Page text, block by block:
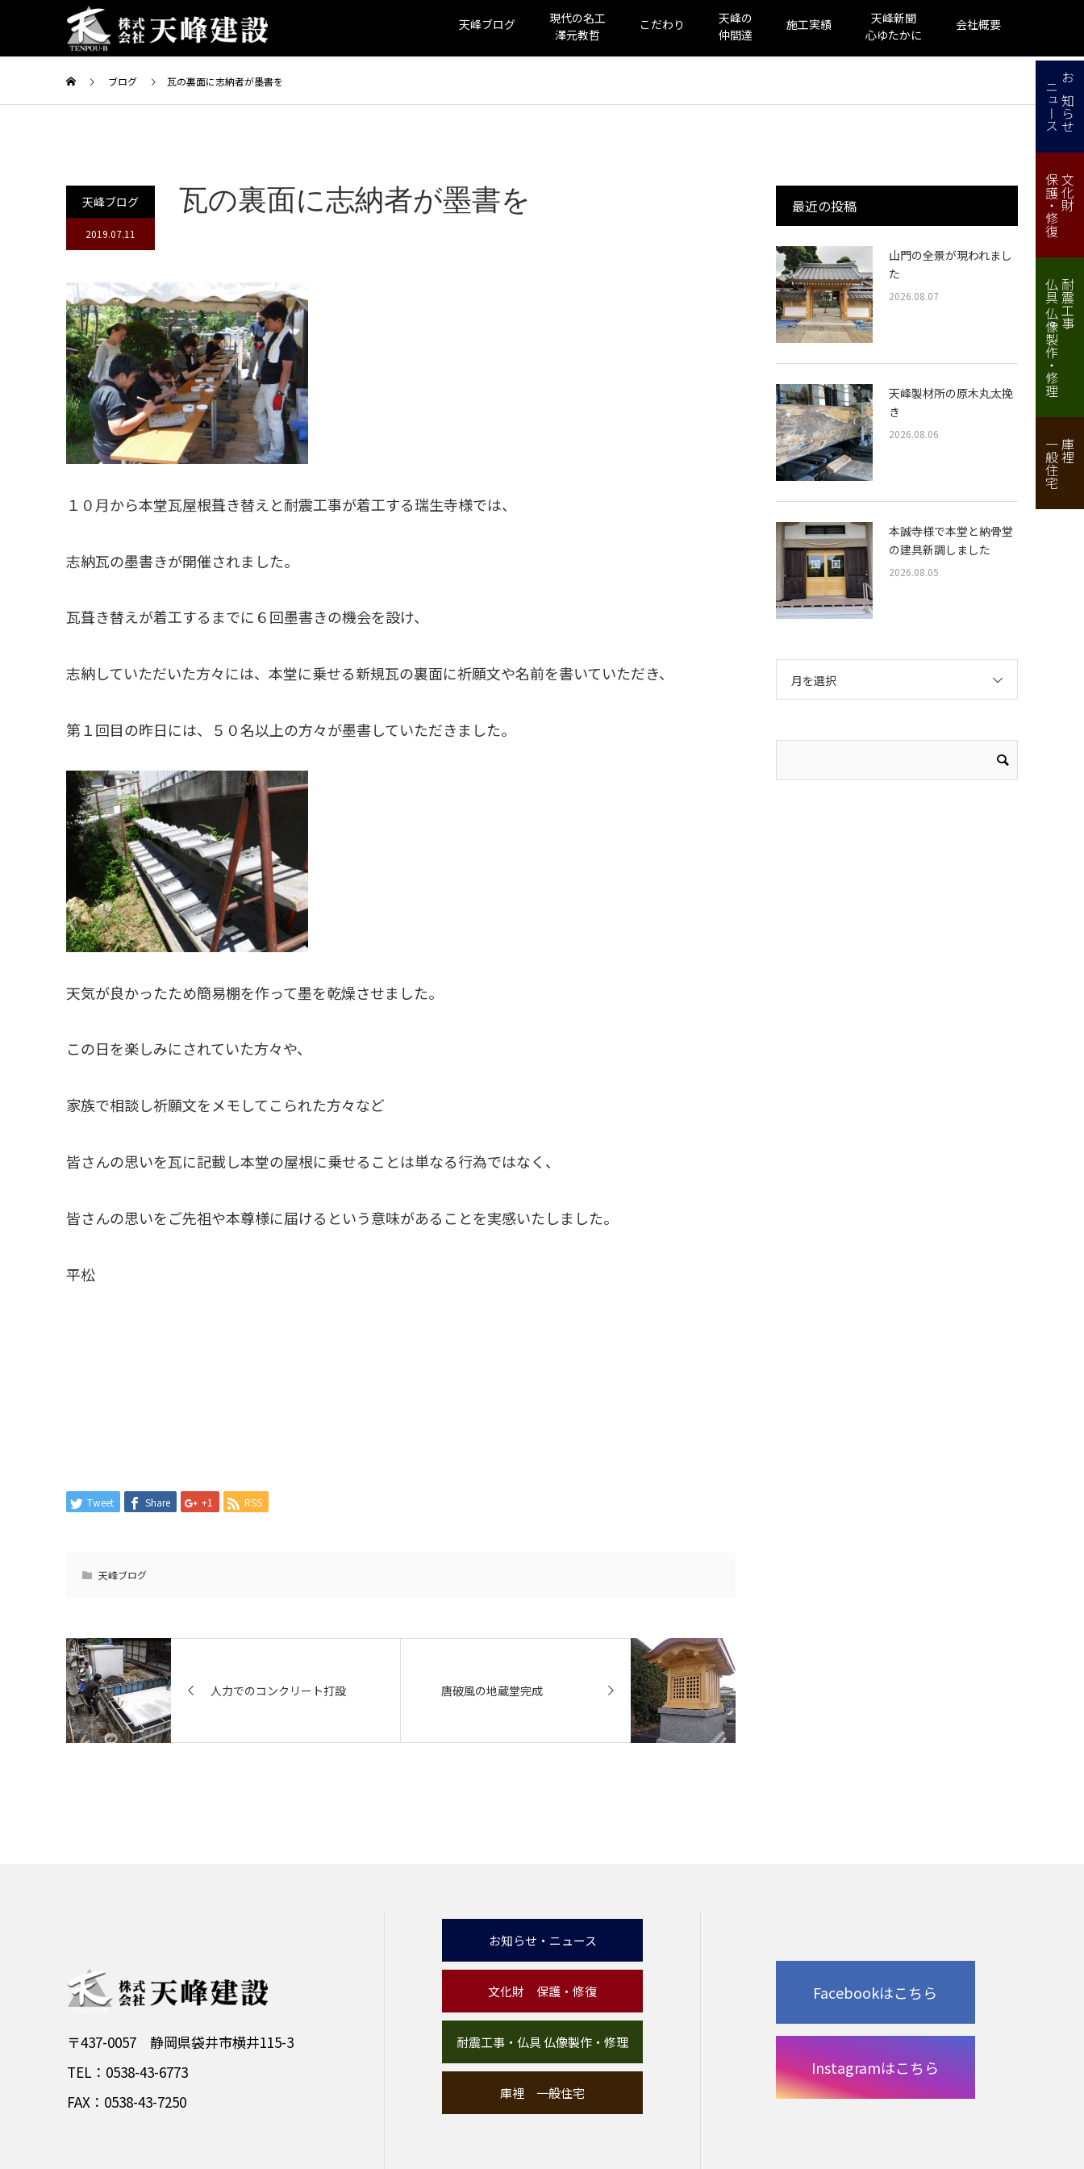
天峰ブログ
現代の名工
澤元教哲
こだわり
天峰の
仲間達
施工実績
天峰新聞
心ゆたかに
会社概要
ブログ 瓦の裏面に志納者が墨書を
天峰ブログ
2019.07.11
瓦の裏面に志納者が墨書を
１０月から本堂瓦屋根葺き替えと耐震工事が着工する瑞生寺様では、
志納瓦の墨書きが開催されました。
瓦葺き替えが着工するまでに６回墨書きの機会を設け、
志納していただいた方々には、本堂に乗せる新規瓦の裏面に祈願文や名前を書いていただき、
第１回目の昨日には、５０名以上の方々が墨書していただきました。
天気が良かったため簡易棚を作って墨を乾燥させました。
この日を楽しみにされていた方々や、
家族で相談し祈願文をメモしてこられた方々など
皆さんの思いを瓦に記載し本堂の屋根に乗せることは単なる行為ではなく、
皆さんの思いをご先祖や本尊様に届けるという意味があることを実感いたしました。
平松
Tweet Share +1 RSS
天峰ブログ
人力でのコンクリート打設 唐破風の地蔵堂完成
最近の投稿
山門の全景が現われまし
た
2026.08.07
天峰製材所の原木丸太挽
き
2026.08.06
本誠寺様で本堂と納骨堂
の建具新調しました
2026.08.05
月を選択
お知らせ
ニュース
文化財
保護・修復
耐震工事
仏具 仏像製作・修理
庫裡
一般住宅
〒437-0057 静岡県袋井市横井115-3
TEL：0538-43-6773
FAX：0538-43-7250
お知らせ・ニュース
文化財 保護・修復
耐震工事・仏具 仏像製作・修理
庫裡 一般住宅
Facebookはこちら
Instagramはこちら